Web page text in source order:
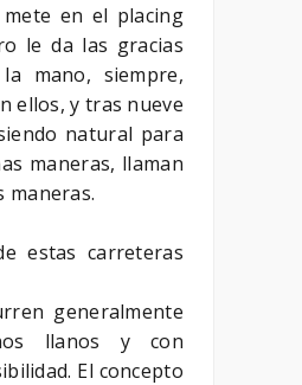
en el placing
le da las gracias
mano, siempre,
ellos, y tras nueve
natural para
maneras, llaman
maneras.
estas carreteras
generalmente
llanos y con
El concepto